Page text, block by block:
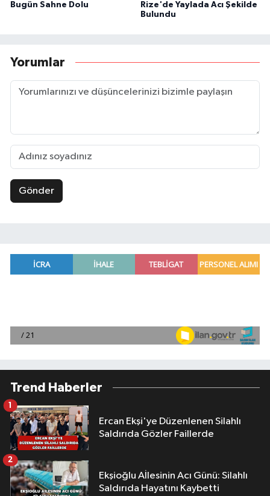
Bugün Sahne Dolu
Rize'de Yaylada Acı Şekilde
Bulundu
Yorumlar
Gönder
Trend Haberler
Ercan Ekşi'ye Düzenlenen Silahlı
Saldırıda Gözler Faillerde
1
Ekşioğlu Aİlesinin Acı Günü: Silahlı
Saldırıda Hayatını Kaybetti
2